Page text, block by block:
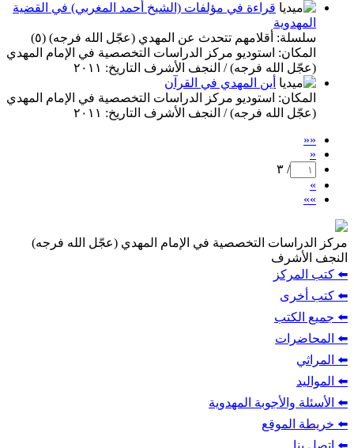
قراءة في مؤلفات (الشيخ أحمد المغربي) في القضية
المهدوية
سلسلة: أقلامهم تتحدث عن المهدي (عجّل الله فرجه) (٥)
المكان: استوديو مركز الدراسات التخصصية في الإمام المهدي
(عجّل الله فرجه) / النجف الأشرف التاريخ: ٢٠١١
أين المهدي في القرآن
المكان: استوديو مركز الدراسات التخصصية في الإمام المهدي
(عجّل الله فرجه) / النجف الأشرف التاريخ: ٢٠١١
««
«
/ ٣
»
»»
مركز الدراسات التخصصية في الإمام المهدي (عجّل الله فرجه)
النجف الأشرف
⬅️ كتب المركز
⬅️ كتب أخرى
⬅️ جميع الكتب
⬅️ المحاضرات
⬅️ المراثي
⬅️ المواليد
⬅️ الأسئلة والأجوبة المهدوية
⬅️ خريطة الموقع
⬅️ اتصل بنا